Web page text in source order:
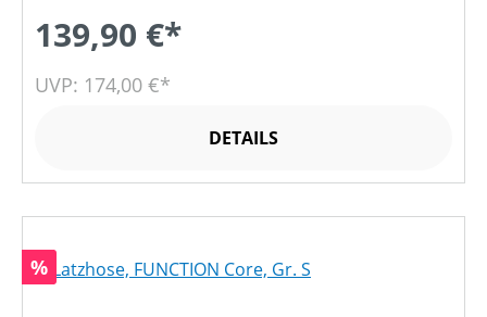
139,90 €*
UVP: 174,00 €*
DETAILS
Rabatt
%